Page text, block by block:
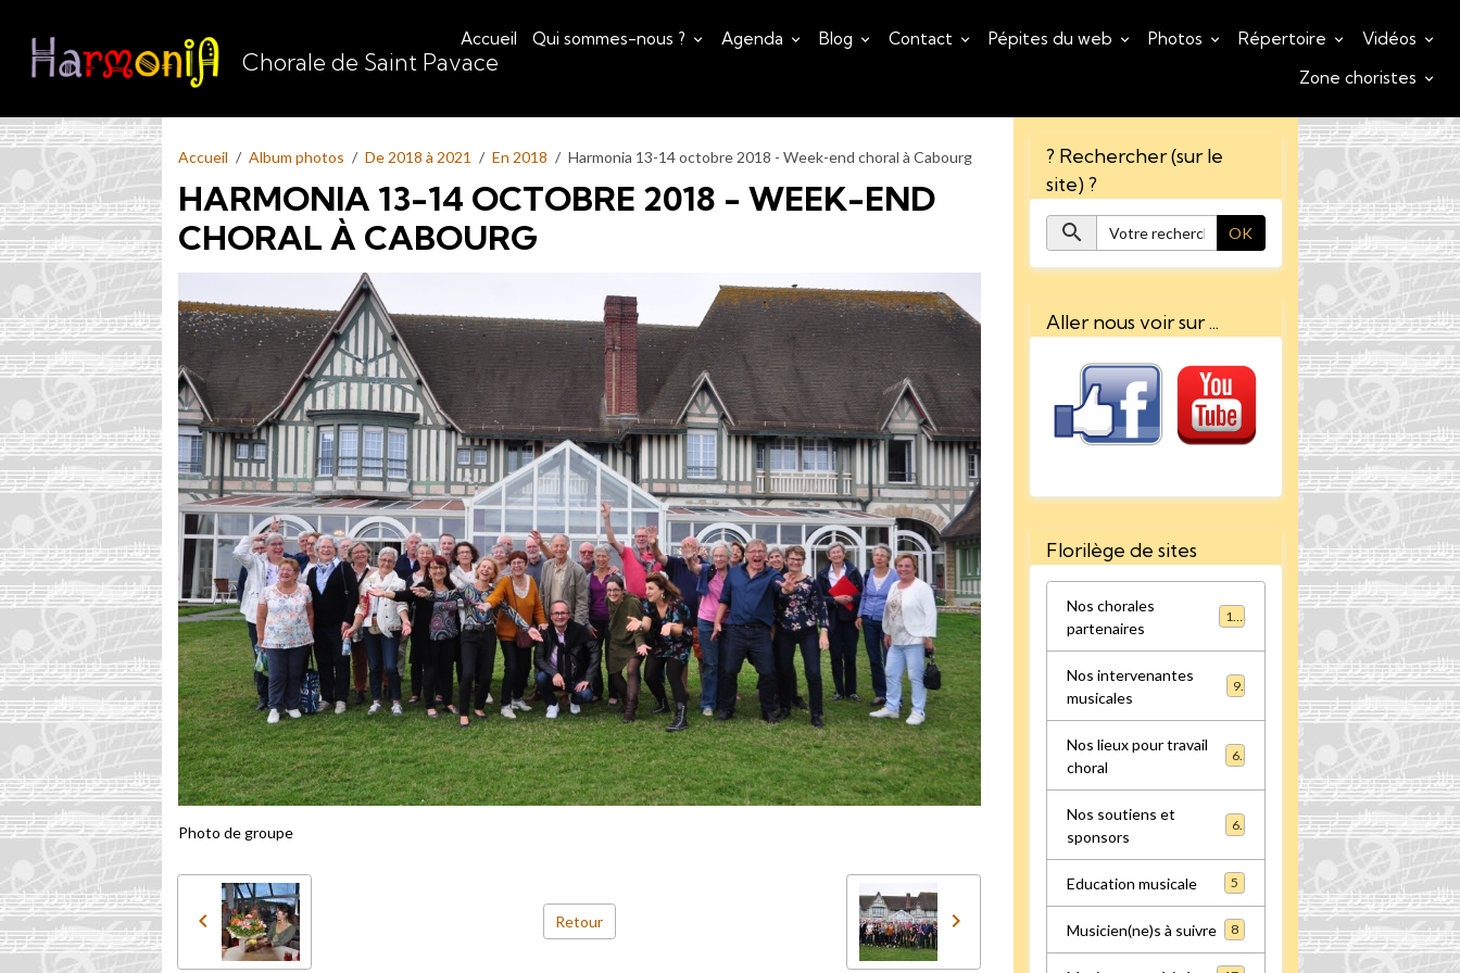
Chorale de Saint Pavace
Accueil Qui sommes-nous ? Agenda Blog Contact Pépites du web Photos Répertoire
Vidéos
Zone choristes
Accueil Album photos De 2018 à 2021 En 2018 Harmonia 13-14 octobre 2018 - Week-end choral à Cabourg
HARMONIA 13-14 OCTOBRE 2018 - WEEK-END
CHORAL À CABOURG
Photo de groupe
Retour
? Rechercher (sur le
site) ?
OK
Aller nous voir sur ...
Florilège de sites
Nos chorales
partenaires
Nos intervenantes
musicales
9
Nos lieux pour travail
choral
Nos soutiens et
sponsors
6
Education musicale 5
Musicien(ne)s à suivre 8